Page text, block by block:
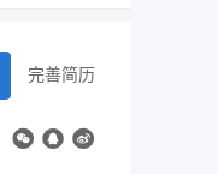
完善简历